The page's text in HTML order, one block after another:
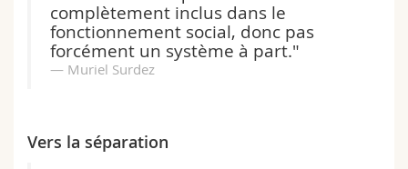
complètement inclus dans le
fonctionnement social, donc pas
forcément un système à part."
Muriel Surdez
Vers la séparation